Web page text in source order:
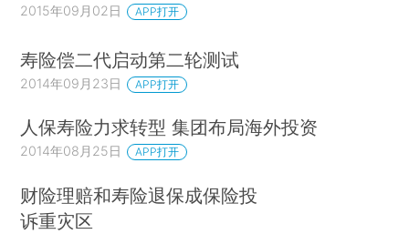
2015年09月02日 APP打开
寿险偿二代启动第二轮测试
2014年09月23日 APP打开
人保寿险力求转型 集团布局海外投资
2014年08月25日 APP打开
财险理赔和寿险退保成保险投
诉重灾区